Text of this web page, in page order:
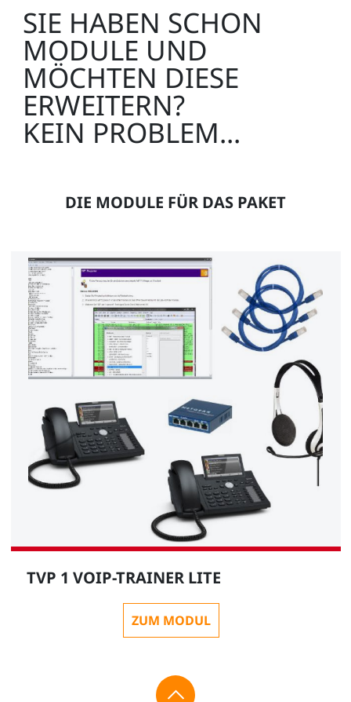
SIE HABEN SCHON
MODULE UND
MÖCHTEN DIESE
ERWEITERN?
KEIN PROBLEM...
DIE MODULE FÜR DAS PAKET
TVP 1 VOIP-TRAINER LITE
ZUM MODUL